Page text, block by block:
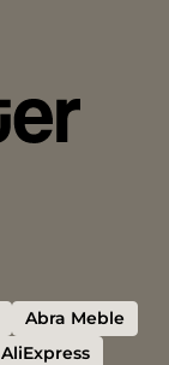
Abra Meble
AliExpress